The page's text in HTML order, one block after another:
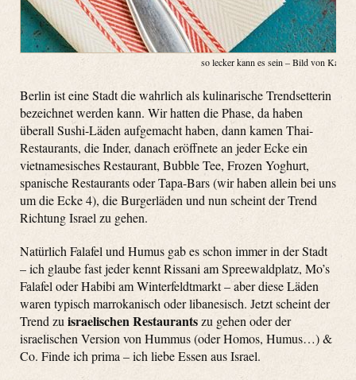
so lecker kann es sein – Bild von Kaanan
Berlin ist eine Stadt die wahrlich als kulinarische Trendsetterin
bezeichnet werden kann. Wir hatten die Phase, da haben
überall Sushi-Läden aufgemacht haben, dann kamen Thai-
Restaurants, die Inder, danach eröffnete an jeder Ecke ein
vietnamesisches Restaurant, Bubble Tee, Frozen Yoghurt,
spanische Restaurants oder Tapa-Bars (wir haben allein bei uns
um die Ecke 4), die Burgerläden und nun scheint der Trend
Richtung Israel zu gehen.
Natürlich Falafel und Humus gab es schon immer in der Stadt
– ich glaube fast jeder kennt Rissani am Spreewaldplatz, Mo’s
Falafel oder Habibi am Winterfeldtmarkt – aber diese Läden
waren typisch marrokanisch oder libanesisch. Jetzt scheint der
Trend zu israelischen Restaurantszu gehen oder der
israelischen Version von Hummus (oder Homos, Humus…) &
Co. Finde ich prima – ich liebe Essen aus Israel.